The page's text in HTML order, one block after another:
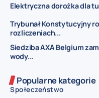
Elektryczna dorożka dla
Trybunał Konstytucyjny
rozliczeniach...
Siedziba AXA Belgium
wody...
Popularne kategorie
Społeczeństwo